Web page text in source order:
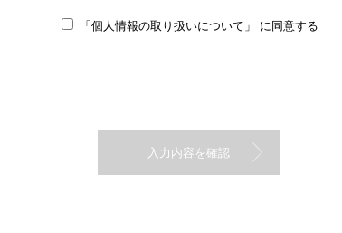
「個人情報の取り扱いについて」 に同意する